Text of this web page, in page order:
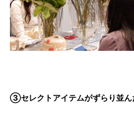
③セレクトアイテムがずらり並ん